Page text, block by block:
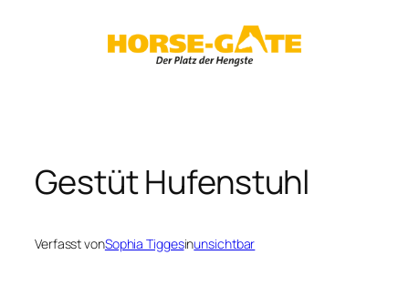
Gestüt Hufenstuhl
Verfasst vonSophia Tiggesinunsichtbar